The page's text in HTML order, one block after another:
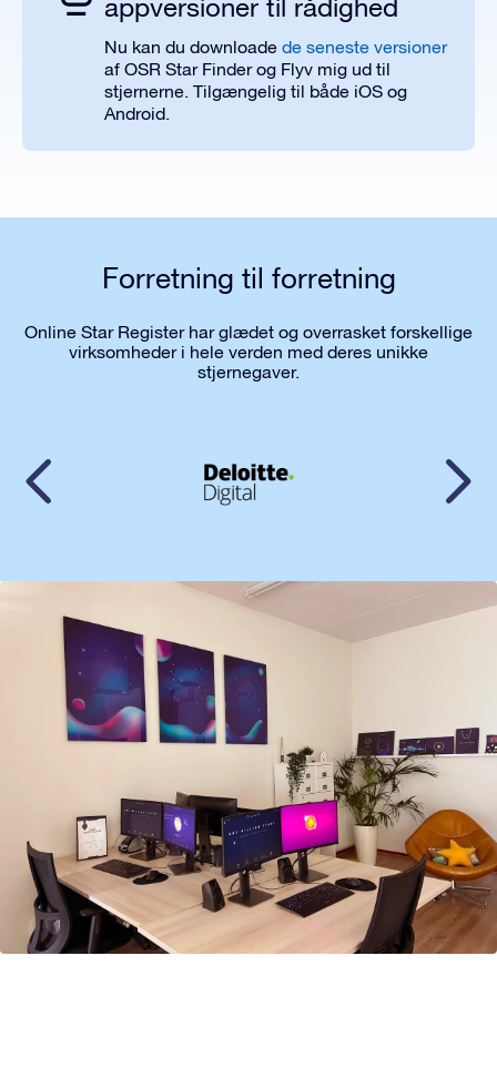
appversioner til rådighed
Nu kan du downloade de seneste versioner
af OSR Star Finder og Flyv mig ud til
stjernerne. Tilgængelig til både iOS og
Android.
Forretning til forretning
Online Star Register har glædet og overrasket forskellige
virksomheder i hele verden med deres unikke
stjernegaver.